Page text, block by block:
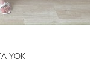
YOK